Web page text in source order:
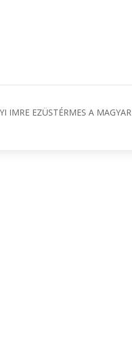
IMRE EZÜSTÉRMES A MAGYAR